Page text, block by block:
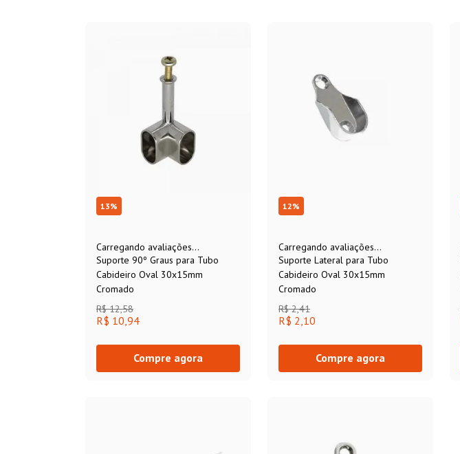
13%
Carregando avaliações...
Suporte 90º Graus para Tubo
Cabideiro Oval 30x15mm
Cromado
R$ 12,58
R$ 10,94
Compre agora
12%
Carregando avaliações...
Suporte Lateral para Tubo
Cabideiro Oval 30x15mm
Cromado
R$ 2,41
R$ 2,10
Compre agora